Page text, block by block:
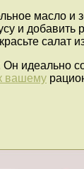
масло и
и
салат
Он
вашему